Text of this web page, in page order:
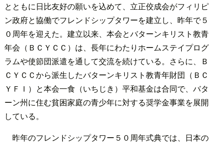
とともに日比友好の願いを込めて、立正佼成会がフィリピ
ン政府と協働でフレンドシップタワーを建立し、昨年で５
０周年を迎えた。建立以来、本会とバターンキリスト教青
年会（ＢＣＹＣＣ）は、長年にわたりホームステイプログ
ラムや使節団派遣を通して交流を続けている。さらに、Ｂ
ＣＹＣＣから派生したバターンキリスト教青年財団（ＢＣ
ＹＦＩ）と本会一食（いちじき）平和基金は合同で、バタ
ーン州に住む貧困家庭の青少年に対する奨学金事業を展開
している。
昨年のフレンドシップタワー５０周年式典では、日本の